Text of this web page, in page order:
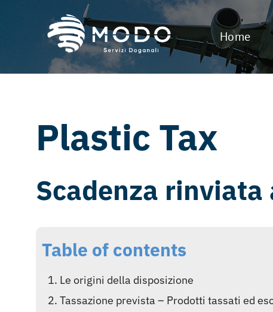
Home
Plastic Tax
Scadenza
Table of contents
1. Le origini della disposizione
2. Tassazione prevista – Prodotti tassati ed